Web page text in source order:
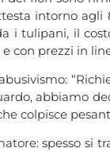
intorno
i tulipani, il
con prezzi in
abbiamo
colpisce
spesso